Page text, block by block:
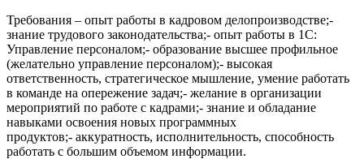
Требования – опыт работы в кадровом делопроизводстве;-
знание трудового законодательства;- опыт работы в 1С:
Управление персоналом;- образование высшее профильное
(желательно управление персоналом);- высокая
ответственность, стратегическое мышление, умение работать
в команде на опережение задач;- желание в организации
мероприятий по работе с кадрами;- знание и обладание
навыками освоения новых программных
продуктов;- аккуратность, исполнительность, способность
работать с большим объемом информации.